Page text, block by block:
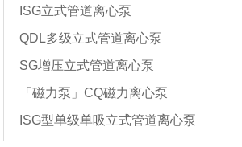
ISG立式管道离心泵
QDL多级立式管道离心泵
SG增压立式管道离心泵
「磁力泵」CQ磁力离心泵
ISG型单级单吸立式管道离心泵